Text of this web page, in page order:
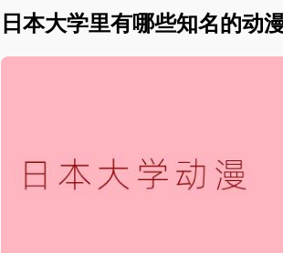
日本大学里有哪些知名的动